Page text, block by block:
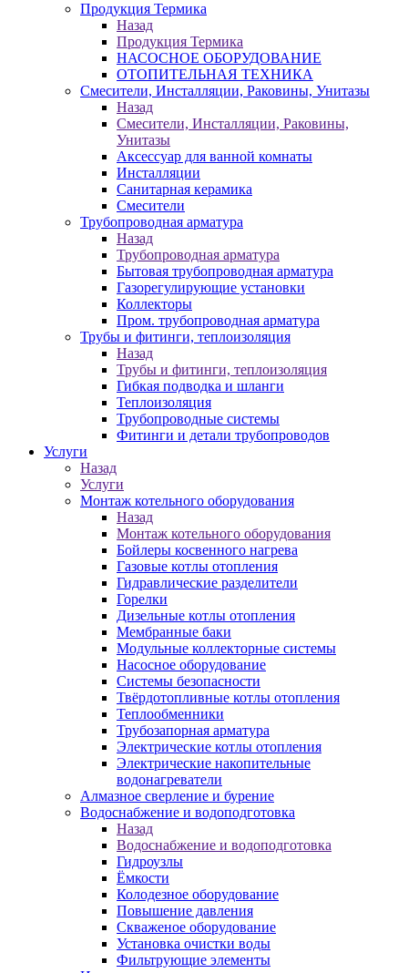
Продукция Термика
Назад
Продукция Термика
НАСОСНОЕ ОБОРУДОВАНИЕ
ОТОПИТЕЛЬНАЯ ТЕХНИКА
Смесители, Инсталляции, Раковины, Унитазы
Назад
Смесители, Инсталляции, Раковины,
Унитазы
Аксессуар для ванной комнаты
Инсталляции
Санитарная керамика
Смесители
Трубопроводная арматура
Назад
Трубопроводная арматура
Бытовая трубопроводная арматура
Газорегулирующие установки
Коллекторы
Пром. трубопроводная арматура
Трубы и фитинги, теплоизоляция
Назад
Трубы и фитинги, теплоизоляция
Гибкая подводка и шланги
Теплоизоляция
Трубопроводные системы
Фитинги и детали трубопроводов
Услуги
Назад
Услуги
Монтаж котельного оборудования
Назад
Монтаж котельного оборудования
Бойлеры косвенного нагрева
Газовые котлы отопления
Гидравлические разделители
Горелки
Дизельные котлы отопления
Мембранные баки
Модульные коллекторные системы
Насосное оборудование
Системы безопасности
Твёрдотопливные котлы отопления
Теплообменники
Трубозапорная арматура
Электрические котлы отопления
Электрические накопительные
водонагреватели
Алмазное сверление и бурение
Водоснабжение и водоподготовка
Назад
Водоснабжение и водоподготовка
Гидроузлы
Ёмкости
Колодезное оборудование
Повышение давления
Скваженое оборудование
Установка очистки воды
Фильтрующие элементы